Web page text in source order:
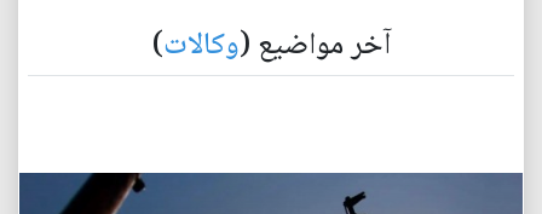
آخر مواضيع (وكالات)